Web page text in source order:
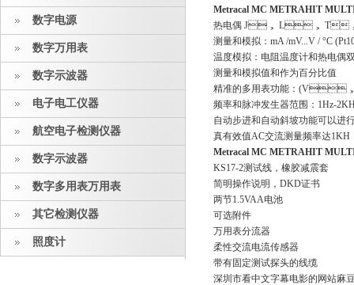
数字电源
数字万用表
数字示波器
电子电工仪器
航空电子检测仪器
数字示波器
数字多用表万用表
其它检测仪器
照度计
Metracal MC METRAHIT
热电偶 J， L， T
测量和模拟：mA /mV...V / °C
温度模拟：电阻温度计和热电
测量和模拟值和作为百分比值
精准的多用表功能：
频率和脉冲发生器范围：1Hz-
自动步进和自动斜坡功能可以进
真有效值AC交流测量频率达1KH
Metracal MC METRAHIT
KS17-2测试线，橡胶减震套
简明操作说明，DKD证书
两节1.5VAA电池
可选附件
万用表分流器
柔性交流电流传感器
带有固定测试探头的线缆
深圳市看中文字幕电影的网站麻